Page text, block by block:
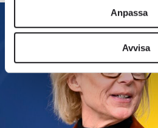
för sociala medier och analysera
vidarebefordrar även sådana
information från din enhet till de
annons- och analysföretag som
Dessa kan i sin tur kombinera
information som du har
samlat in när du har använt deras
Om du vill läsa mer om hur vi
Anpassa
Avvisa